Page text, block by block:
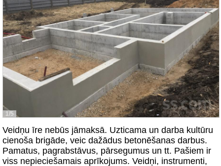
1/5
Veidņu īre nebūs jāmaksā. Uzticama un darba kultūru
cienoša brigāde, veic dažādus betonēšanas darbus.
Pamatus, pagrabstāvus, pārsegumus un tt. Pašiem ir
viss nepieciešamais aprīkojums. Veidņi, instrumenti,